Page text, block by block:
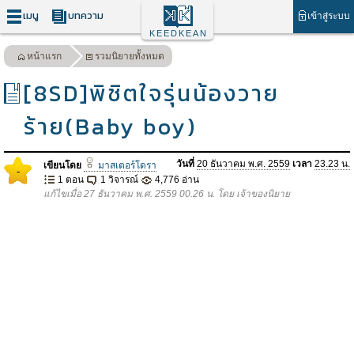
เมนู บทความ เข้าสู่ระบบ
KEEDKEAN
หน้าแรก รวมนิยายทั้งหมด
[8SD]พิชิตใจรุ่นน้องวาย
ร้าย(Baby boy)
- เขียนโดย มาสเตอร์โดรา วันที่ 20 ธันวาคม พ.ศ. 2559 เวลา 23.23 น.
1 ตอน
1 วิจารณ์
4,776 อ่าน
แก้ไขเมื่อ 27 ธันวาคม พ.ศ. 2559 00.26 น. โดย เจ้าของนิยาย